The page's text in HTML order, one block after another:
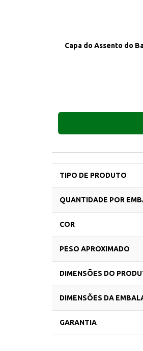
Capa do Assento do
TIPO DE PRODUTO
QUANTIDADE POR
COR
PESO APROXIMADO
DIMENSÕES DO
DIMENSÕES DA
GARANTIA